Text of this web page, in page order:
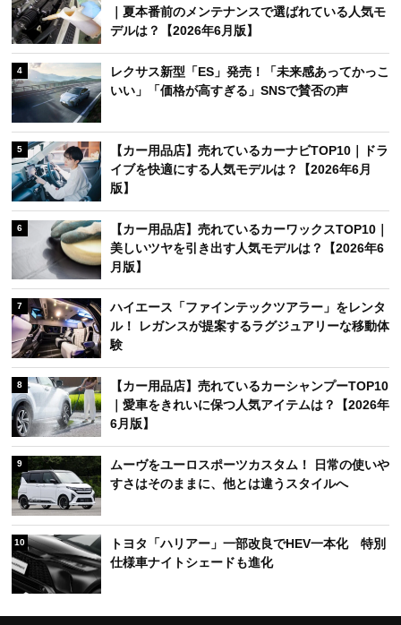
｜夏本番前のメンテナンスで選ばれている人気モ
デルは？【2026年6月版】
4
レクサス新型「ES」発売！「未来感あってかっこ
いい」「価格が高すぎる」SNSで賛否の声
5
【カー用品店】売れているカーナビTOP10｜ドラ
イブを快適にする人気モデルは？【2026年6月
版】
6
【カー用品店】売れているカーワックスTOP10｜
美しいツヤを引き出す人気モデルは？【2026年6
月版】
7
ハイエース「ファインテックツアラー」をレンタ
ル！ レガンスが提案するラグジュアリーな移動体
験
8
【カー用品店】売れているカーシャンプーTOP10
｜愛車をきれいに保つ人気アイテムは？【2026年
6月版】
9
ムーヴをユーロスポーツカスタム！ 日常の使いや
すさはそのままに、他とは違うスタイルへ
10
トヨタ「ハリアー」一部改良でHEV一本化 特別
仕様車ナイトシェードも進化